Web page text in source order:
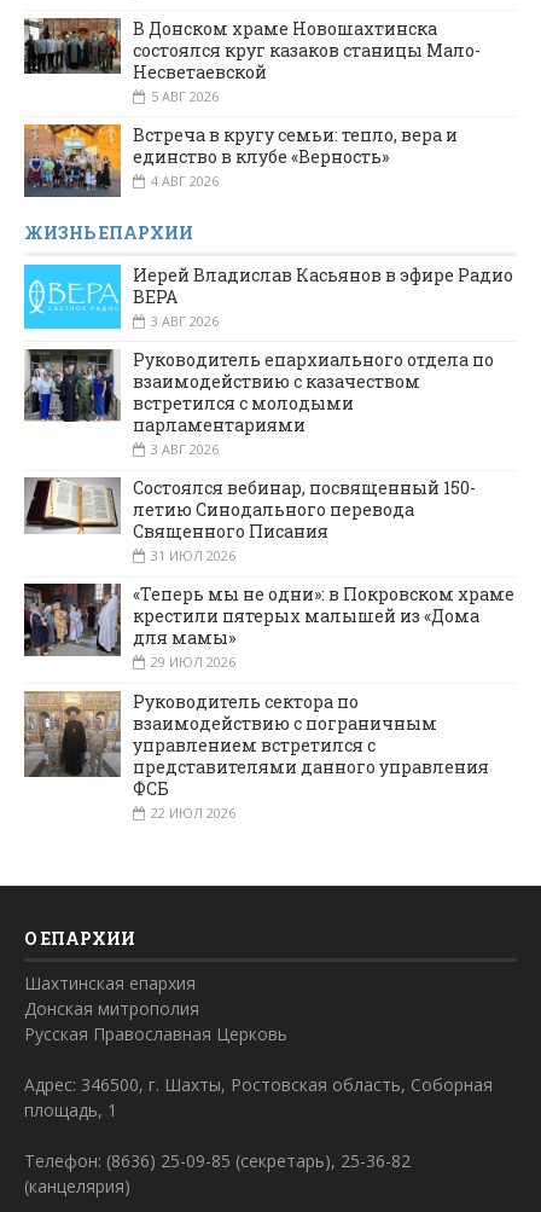
В Донском храме Новошахтинска
состоялся круг казаков станицы Мало-
Несветаевской
5 АВГ 2026
Встреча в кругу семьи: тепло, вера и
единство в клубе «Верность»
4 АВГ 2026
ЖИЗНЬ ЕПАРХИИ
Иерей Владислав Касьянов в эфире Радио
ВЕРА
3 АВГ 2026
Руководитель епархиального отдела по
взаимодействию с казачеством
встретился с молодыми
парламентариями
3 АВГ 2026
Состоялся вебинар, посвященный 150-
летию Синодального перевода
Священного Писания
31 ИЮЛ 2026
«Теперь мы не одни»: в Покровском храме
крестили пятерых малышей из «Дома
для мамы»
29 ИЮЛ 2026
Руководитель сектора по
взаимодействию с пограничным
управлением встретился с
представителями данного управления
ФСБ
22 ИЮЛ 2026
О ЕПАРХИИ
Шахтинская епархия
Донская митрополия
Русская Православная Церковь
Адрес: 346500, г. Шахты, Ростовская область, Соборная
площадь, 1
Телефон: (8636) 25-09-85 (секретарь), 25-36-82
(канцелярия)